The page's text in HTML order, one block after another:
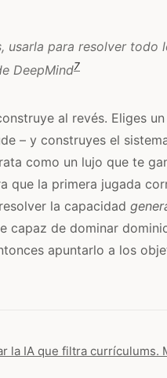
usarla para resolver todo
DeepMind7
al revés. Eliges
– y construyes el
como un lujo que te
que la primera jugada
la capacidad
capaz de dominar
apuntarlo a los
la IA que filtra currículums.